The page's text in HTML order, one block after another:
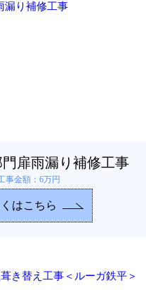
扉雨漏り補修工事
事金額：6万円
はこちら